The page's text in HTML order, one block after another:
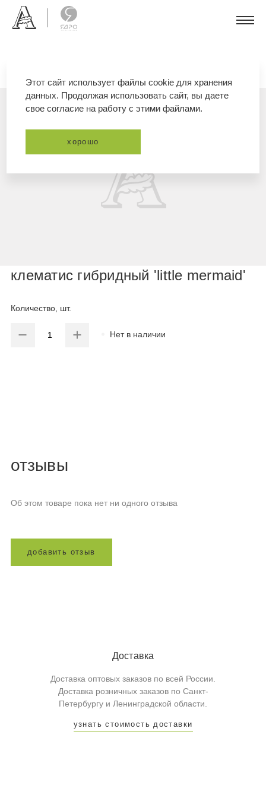
клематис гибридный 'little mermaid'
Количество, шт.
Нет в наличии
отзывы
Об этом товаре пока нет ни одного отзыва
добавит ь отз ыв
Доставка
Доставка оптовых заказов по всей России.
Доставка розничных заказов по Санкт-
Петербургу и Ленинградской области.
узнать стоимость доставки
Этот сайт использует файлы cookie для хранения
данных. Продолжая использовать сайт, вы даете
свое согласие на работу с этими файлами.
хорошо